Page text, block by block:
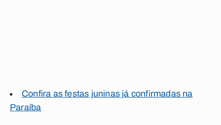
Confira as festas juninas já confirmadas na
Paraíba